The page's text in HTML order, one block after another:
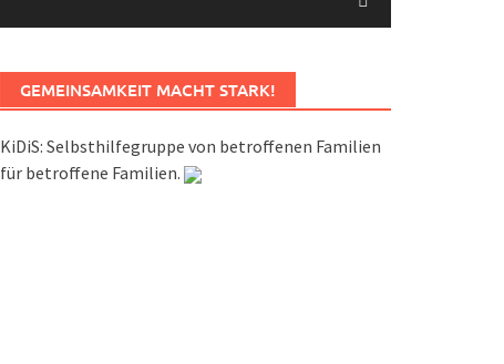
GEMEINSAMKEIT MACHT STARK!
KiDiS: Selbsthilfegruppe von betroffenen Familien
für betroffene Familien.